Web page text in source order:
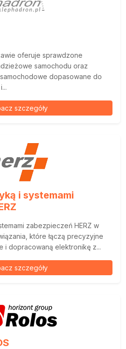
oferuje sprawdzone
samochodu oraz
dopasowane do
szczegóły
i systemami
zabezpieczeń HERZ w
które łączą precyzyjne
i dopracowaną elektronikę z...
szczegóły